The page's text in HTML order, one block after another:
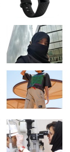
حاجة موظفيهم
RDP:
تجنّب
شبكة VPN مؤسسية.
الاتصال عن
تمكين
استخدام حلّ
الشبكية مثل